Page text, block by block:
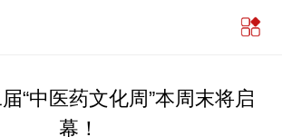
“中医药文化周”本周末将启
幕！